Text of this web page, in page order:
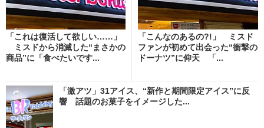
「これは復活して欲しい……」
ミスドから消滅した“まさかの
商品”に「食べたいです...
「こんなのあるの?!」 ミスド
ファンが初めて出会った“衝撃の
ドーナツ”に仰天 「...
「激アツ」31アイス、“新作と期間限定アイス”に反
響 話題のお菓子をイメージした...